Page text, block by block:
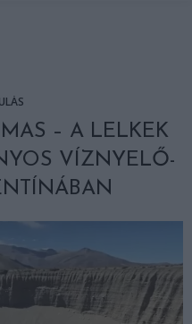
– A LELKEK
VÍZNYELŐ-